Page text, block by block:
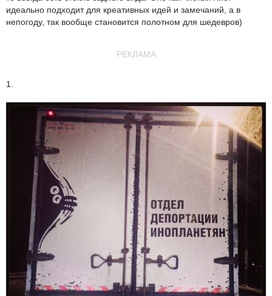
идеально подходит для креативных идей и замечаний, а в
непогоду, так вообще становится полотном для шедевров)
РЕКЛАМА
1.